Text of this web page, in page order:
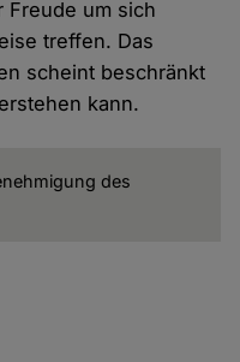
Freude um sich
treffen. Das
scheint beschränkt
kann.
des